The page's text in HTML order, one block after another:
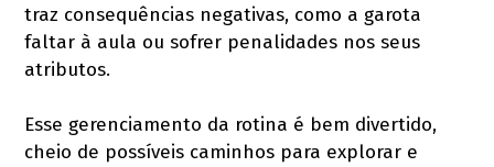
traz consequências negativas, como a garota
faltar à aula ou sofrer penalidades nos seus
atributos.
Esse gerenciamento da rotina é bem divertido,
cheio de possíveis caminhos para explorar e